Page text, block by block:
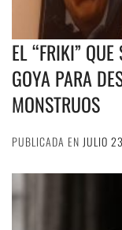
EL “FRIKI”
GOYA PARA
MONSTRUOS
PUBLICADA EN JULIO